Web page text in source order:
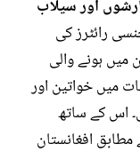
اور سیلاب
رائٹرز کی
میں ہونے والی
میں خواتین اور
ہیں۔ اس کے ساتھ
مطابق افغانستان